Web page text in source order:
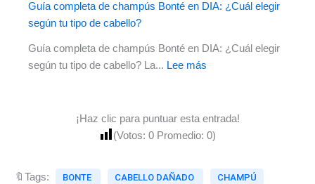
Guía completa de champús Bonté en DIA: ¿Cuál elegir
según tu tipo de cabello?
Guía completa de champús Bonté en DIA: ¿Cuál elegir
según tu tipo de cabello? La... Lee más
¡Haz clic para puntuar esta entrada!
(Votos: 0 Promedio: 0)
🔖Tags: BONTE CABELLO DAÑADO
CHAMPÚ